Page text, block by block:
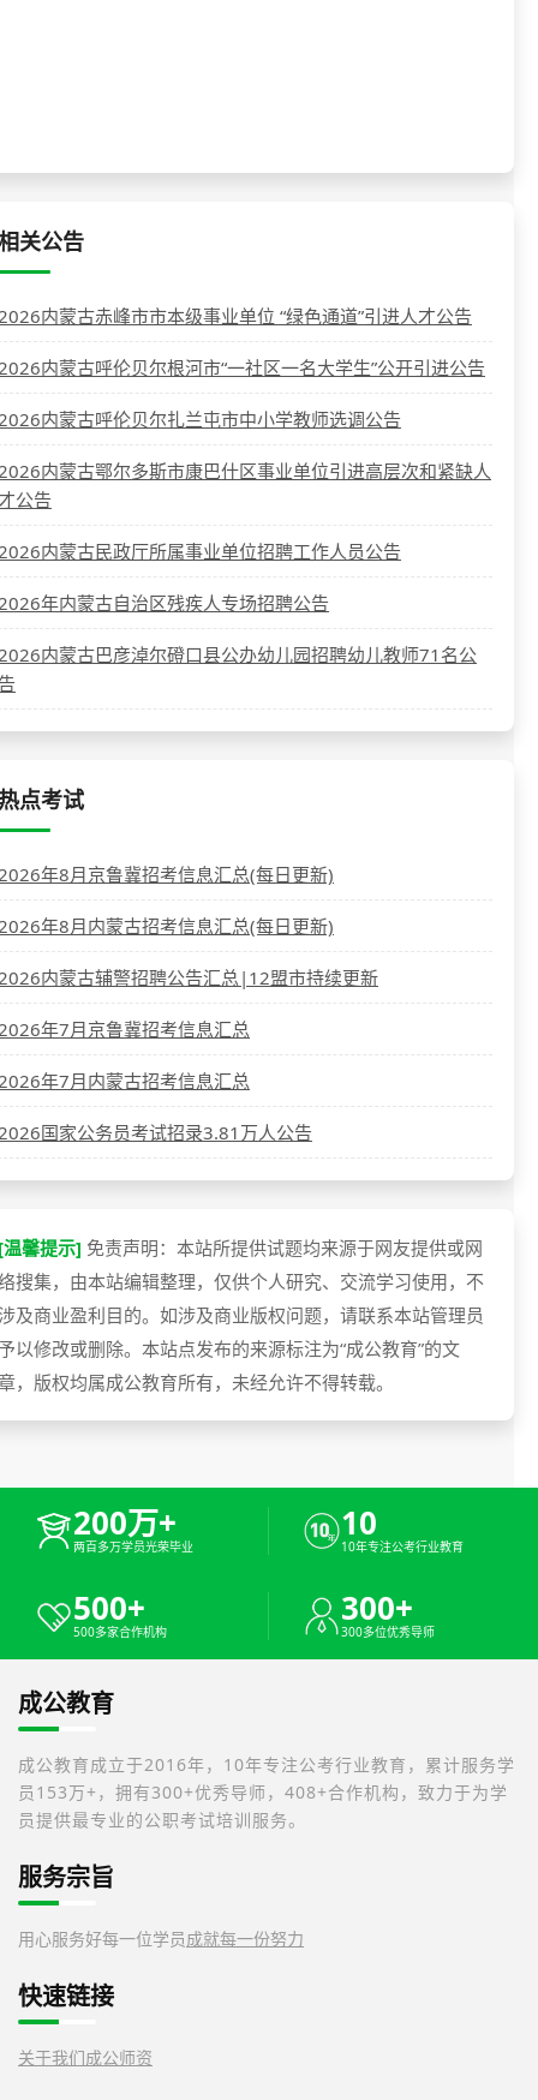
关公告
内蒙古赤峰市市本级事业单位 “绿色通道”引进人才公告
内蒙古呼伦贝尔根河市“一社区一名大学生”公开引进公告
内蒙古呼伦贝尔扎兰屯市中小学教师选调公告
内蒙古鄂尔多斯市康巴什区事业单位引进高层次和紧缺人
公告
内蒙古民政厅所属事业单位招聘工作人员公告
年内蒙古自治区残疾人专场招聘公告
内蒙古巴彦淖尔磴口县公办幼儿园招聘幼儿教师71名公
点考试
年8月京鲁冀招考信息汇总(每日更新)
年8月内蒙古招考信息汇总(每日更新)
内蒙古辅警招聘公告汇总|12盟市持续更新
年7月京鲁冀招考信息汇总
年7月内蒙古招考信息汇总
国家公务员考试招录3.81万人公告
馨提示] 免责声明：本站所提供试题均来源于网友提供或网
搜集，由本站编辑整理，仅供个人研究、交流学习使用，不
及商业盈利目的。如涉及商业版权问题，请联系本站管理员
以修改或删除。本站点发布的来源标注为“成公教育”的文
，版权均属成公教育所有，未经允许不得转载。
200万+
两百多万学员光荣毕业
10
10年专注公考行业教育
500+
500多家合作机构
300+
300多位优秀导师
成公教育
成公教育成立于2016年，10年专注公考行业教育，累计服务学
员153万+，拥有300+优秀导师，408+合作机构，致力于为学
员提供最专业的公职考试培训服务。
服务宗旨
用心服务好每一位学员成就每一份努力
快速链接
关于我们成公师资